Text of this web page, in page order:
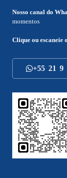
Nosso canal do
momentos
Clique ou escaneie o
+55 21 9